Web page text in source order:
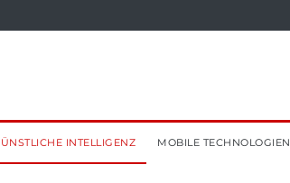
INTELLIGENZ MOBILE TECHNOLOGIEN